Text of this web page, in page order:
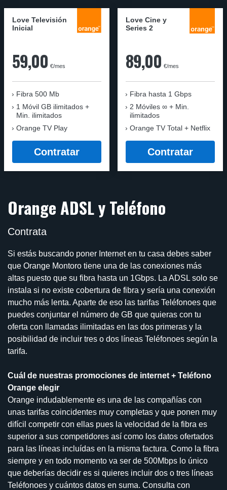
Love Televisión
Inicial
59,00 €/mes
Fibra 500 Mb
1 Móvil GB ilimitados +
Min. ilimitados
Orange TV Play
Contratar
Love Cine y
Series 2
89,00 €/mes
Fibra hasta 1 Gbps
2 Móviles ∞ + Min.
ilimitados
Orange TV Total + Netflix
Contratar
Orange ADSL y Teléfono
Contrata
Si estás buscando poner Internet en tu casa debes saber
que Orange Montoro tiene una de las conexiones más
altas puesto que su fibra hasta un 1Gbps. La ADSL solo se
instala si no existe cobertura de fibra y sería una conexión
mucho más lenta. Aparte de eso las tarifas Teléfonoes que
puedes conjuntar el número de GB que quieras con tu
oferta con llamadas ilimitadas en las dos primeras y la
posibilidad de incluir tres o dos líneas Teléfonoes según la
tarifa.
Cuál de nuestras promociones de internet + Teléfono
Orange elegir
Orange indudablemente es una de las compañías con
unas tarifas coincidentes muy completas y que ponen muy
difícil competir con ellas pues la velocidad de la fibra es
superior a sus competidores así como los datos ofertados
para las líneas incluídas en la misma factura. Como la fibra
siempre y en todo momento va ser de 500Mbps lo único
que deberías decidir es si quieres incluir dos o tres líneas
Teléfonoes y cuántos datos en suma. Consulta con